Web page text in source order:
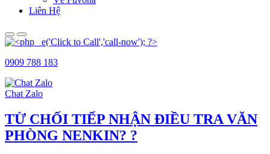
Liên Hệ
Primary
Menu
Mobile
Primary
Menu
Desktop
0909 788 183
Chat Zalo
TỪ CHỐI TIẾP NHẬN ĐIỀU TRA VĂN
PHÒNG NENKIN? ?